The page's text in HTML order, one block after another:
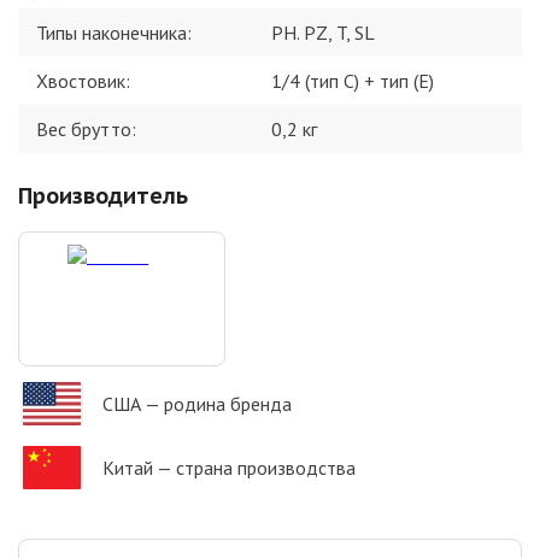
Типы наконечника:
PH. PZ, T, SL
Хвостовик:
1/4 (тип С) + тип (Е)
Вес брутто:
0,2 кг
Производитель
США — родина бренда
Китай — страна производства